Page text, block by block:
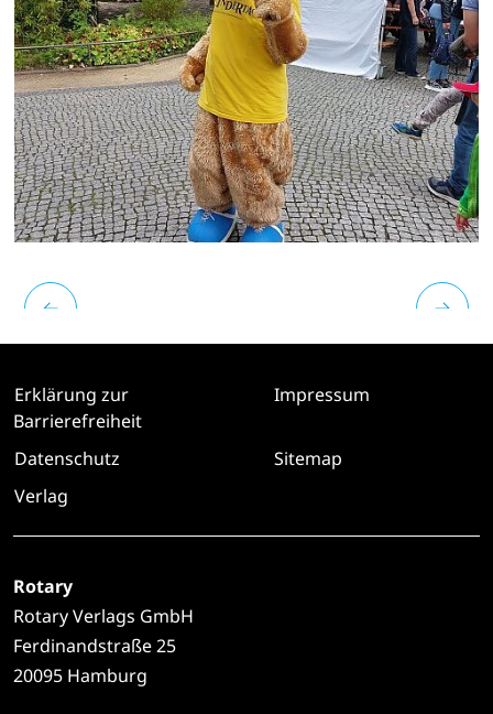
Erklärung zur
Barrierefreiheit
Impressum
Datenschutz
Sitemap
Verlag
Rotary
Rotary Verlags GmbH
Ferdinandstraße 25
20095 Hamburg